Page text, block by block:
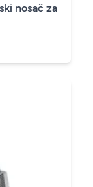
nosač za